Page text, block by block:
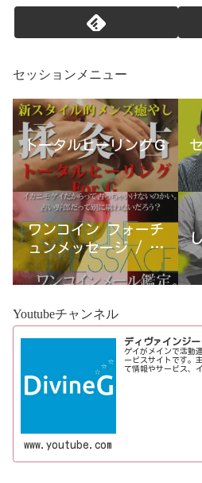
セッションメニュー
トータルヒーリングＧ
ワンコイン フォーチ
ュンメッセージ / 古
宮優雨
Youtubeチャンネル
ディヴァインジ
ゲイがメインで活動
ービスサイトです。
て情報やサービス、
www.youtube.com